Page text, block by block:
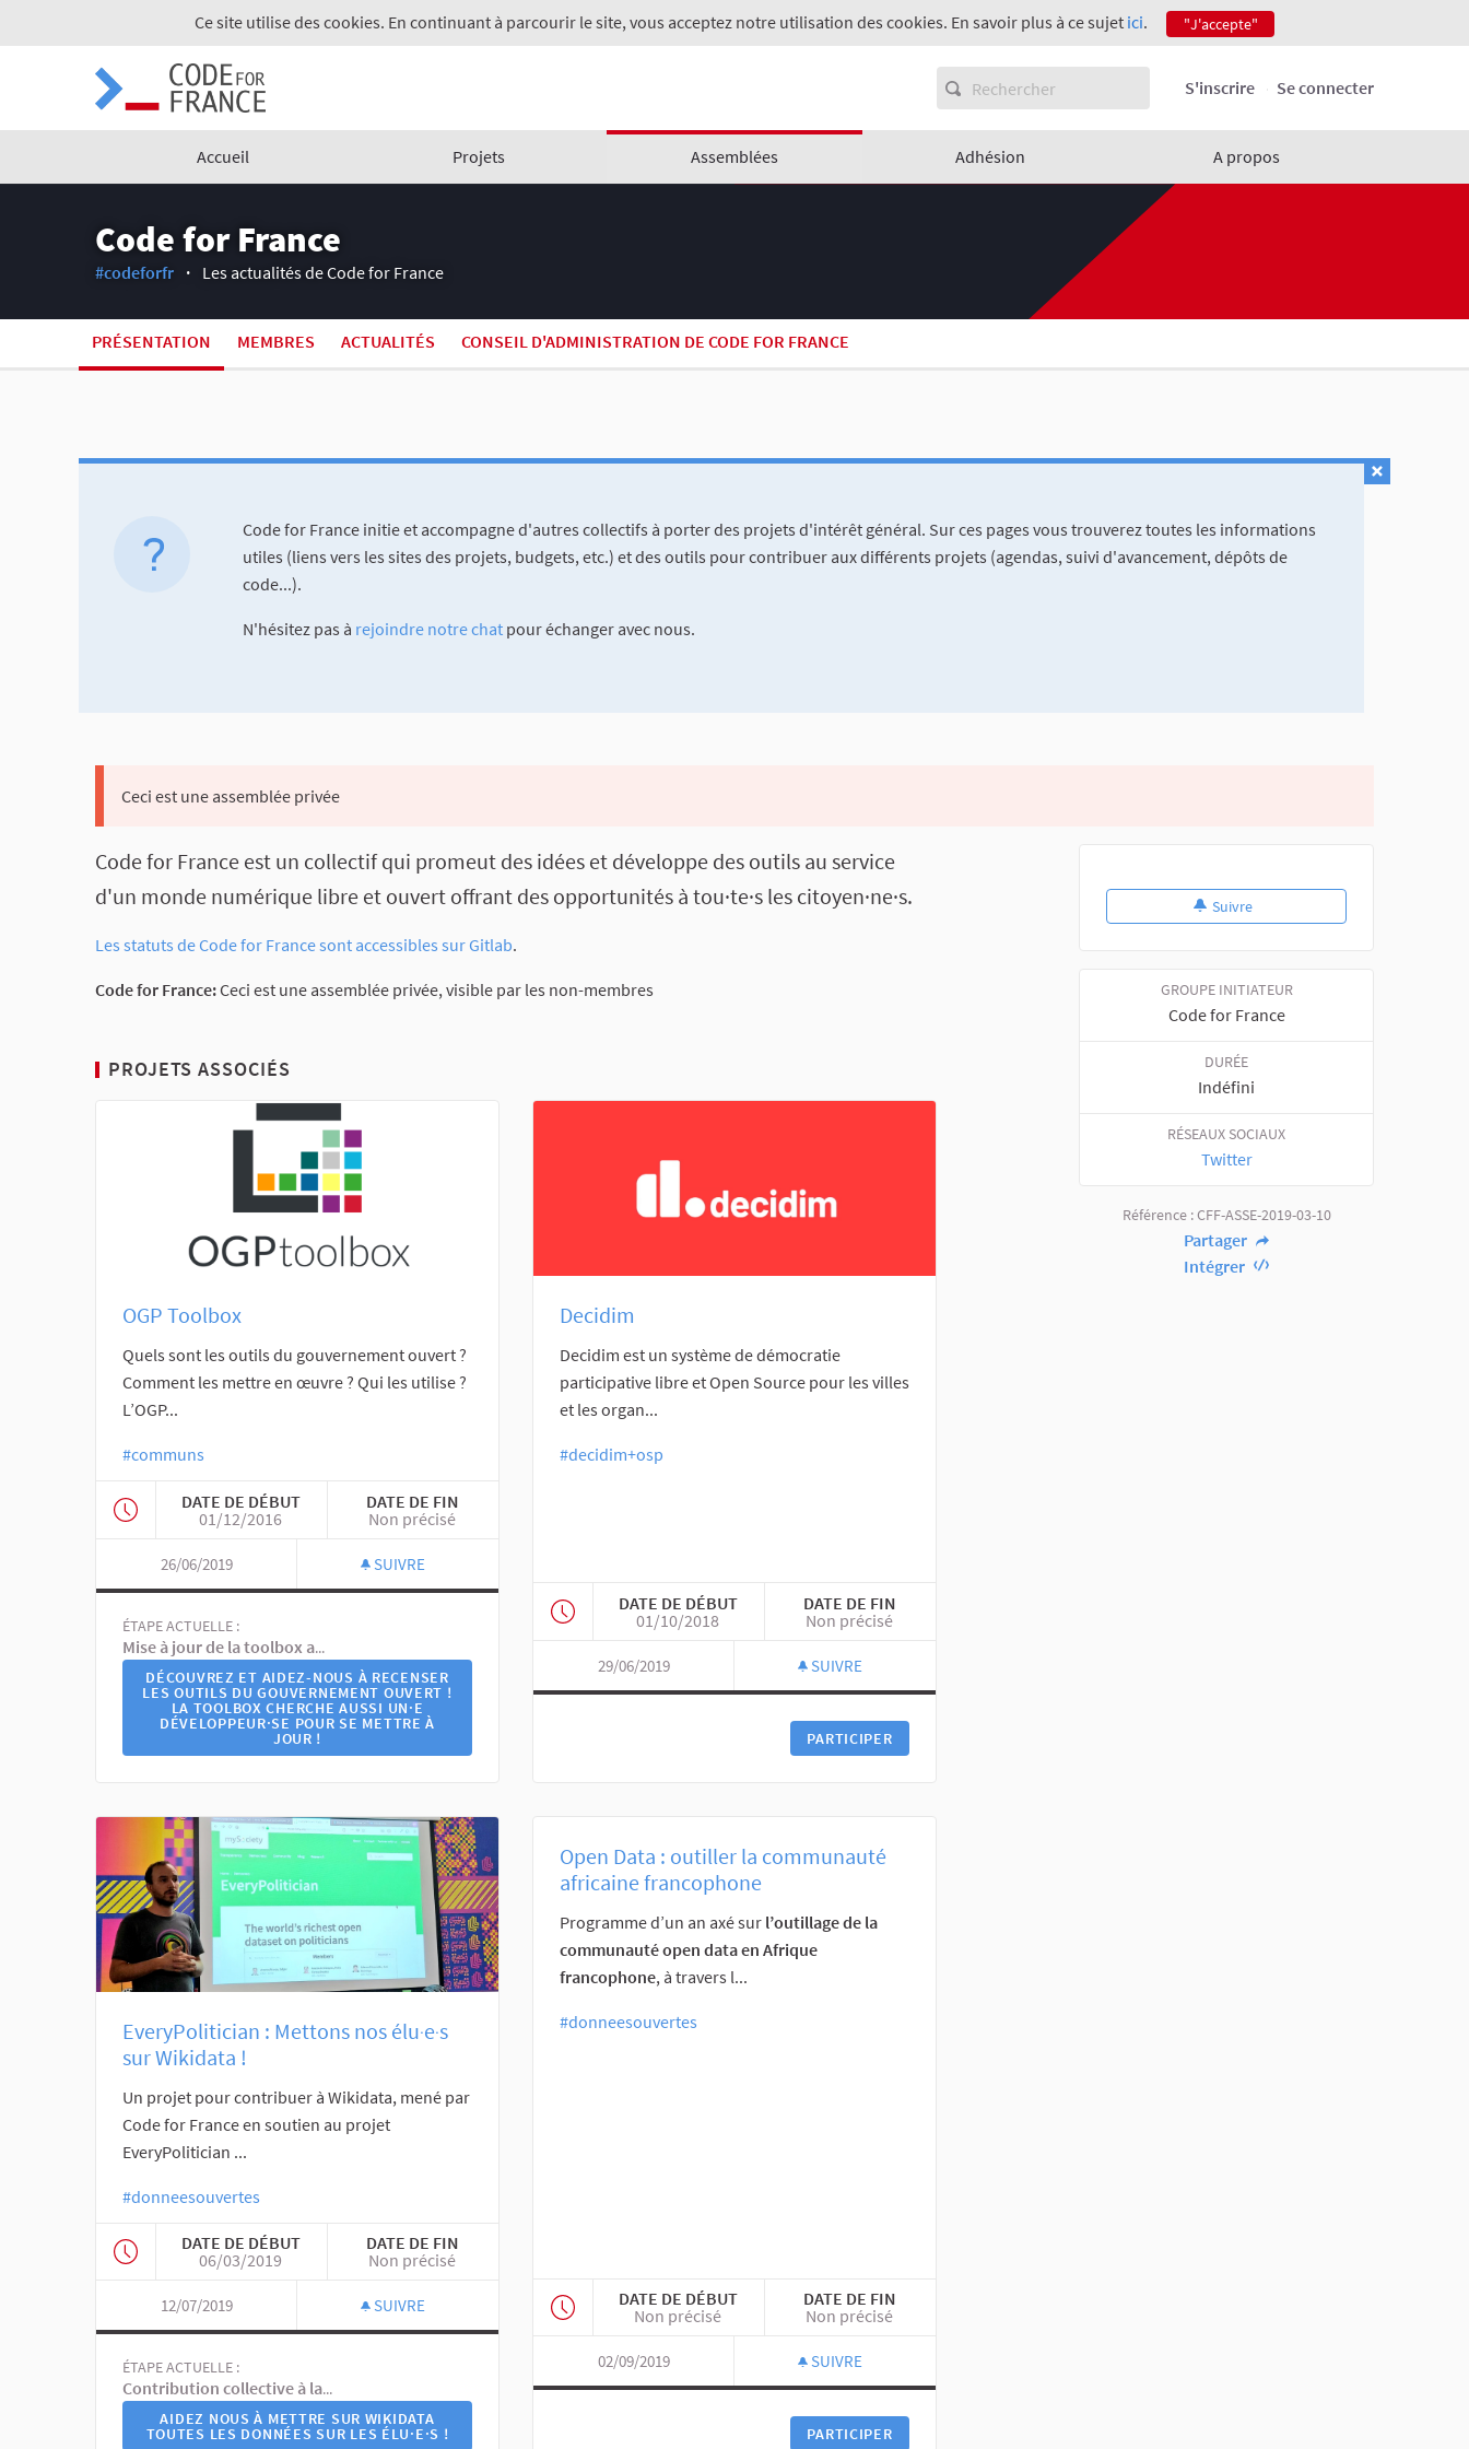
Ce site utilise des cookies. En continuant à parcourir le site, vous acceptez notre utilisation des cookies. En savoir plus à ce sujet ici. "J'accepte"
S'inscrire Se connecter
Accueil Projets Assemblées Adhésion A propos
Code for France
#codeforfr Les actualités de Code for France
PRÉSENTATION MEMBRES ACTUALITÉS CONSEIL D'ADMINISTRATION DE CODE FOR FRANCE
Code for France initie et accompagne d'autres collectifs à porter des projets d'intérêt général. Sur ces pages vous trouverez toutes les informations
utiles (liens vers les sites des projets, budgets, etc.) et des outils pour contribuer aux différents projets (agendas, suivi d'avancement, dépôts de
code...).
N'hésitez pas à rejoindre notre chat pour échanger avec nous.
Ceci est une assemblée privée
Code for France est un collectif qui promeut des idées et développe des outils au service
d'un monde numérique libre et ouvert offrant des opportunités à tou·te·s les citoyen·ne·s.
Les statuts de Code for France sont accessibles sur Gitlab.
Code for France:Ceci est une assemblée privée, visible par les non-membres
PROJETS ASSOCIÉS
OGP Toolbox
Quels sont les outils du gouvernement ouvert ?
Comment les mettre en œuvre ? Qui les utilise ?
L’OGP...
#communs
DATE DE DÉBUT
01/12/2016
DATE DE FIN
Non précisé
26/06/2019 SUIVRE
ÉTAPE ACTUELLE :
Mise à jour de la toolbox au sein de Code for France
DÉCOUVREZ ET AIDEZ-NOUS À RECENSER
LES OUTILS DU GOUVERNEMENT OUVERT !
LA TOOLBOX CHERCHE AUSSI UN·E
DÉVELOPPEUR·SE POUR SE METTRE À
JOUR !
Decidim
Decidim est un système de démocratie
participative libre et Open Source pour les villes
et les organ...
#decidim+osp
DATE DE DÉBUT
01/10/2018
DATE DE FIN
Non précisé
29/06/2019 SUIVRE
PARTICIPER
EveryPolitician : Mettons nos élu‧e‧s
sur Wikidata !
Un projet pour contribuer à Wikidata, mené par
Code for France en soutien au projet
EveryPolitician ...
#donneesouvertes
DATE DE DÉBUT
06/03/2019
DATE DE FIN
Non précisé
12/07/2019 SUIVRE
ÉTAPE ACTUELLE :
Contribution collective à la base de données wikidata
AIDEZ NOUS À METTRE SUR WIKIDATA
TOUTES LES DONNÉES SUR LES ÉLU·E·S !
Open Data : outiller la communauté
africaine francophone
Programme d’un an axé sur l’outillage de la
communauté open data en Afrique
francophone, à travers l...
#donneesouvertes
DATE DE DÉBUT
Non précisé
DATE DE FIN
Non précisé
02/09/2019 SUIVRE
PARTICIPER
Suivre
GROUPE INITIATEUR
Code for France
DURÉE
Indéfini
RÉSEAUX SOCIAUX
Twitter
Référence : CFF-ASSE-2019-03-10
Partager
Intégrer